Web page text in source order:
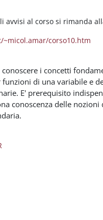
avvisi al corso si rimanda
corso10.htm
i concetti
di una variabile e
E' prerequisito
conoscenza delle nozioni